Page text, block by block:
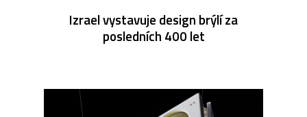
Izrael vystavuje design brýlí za
posledních 400 let